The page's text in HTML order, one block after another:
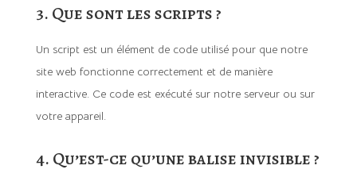
3. Que sont les scripts ?
Un script est un élément de code utilisé pour que notre
site web fonctionne correctement et de manière
interactive. Ce code est exécuté sur notre serveur ou sur
votre appareil.
4. Qu’est-ce qu’une balise invisible ?